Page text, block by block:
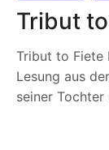
Tribut
Tribut to Fiete
Lesung aus
seiner